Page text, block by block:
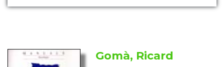
Gomà, Ricard